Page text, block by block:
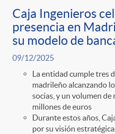
Caja Ingenieros
presencia en
su modelo de
09/12/2025
La entidad cumple tres
madrileño alcanzando
socias, y un volumen
millones de euros
Durante estos años,
por su visión